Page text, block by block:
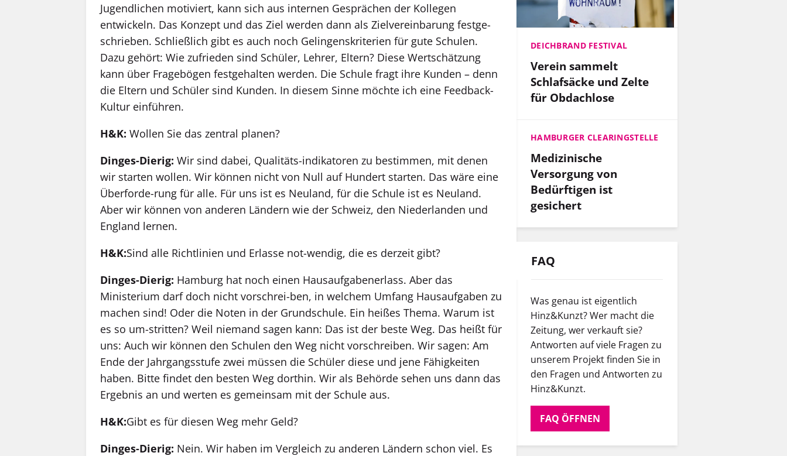
Jugendlichen motiviert, kann sich aus internen Gesprächen der Kollegen
entwickeln. Das Konzept und das Ziel werden dann als Zielvereinbarung festge-
schrieben. Schließlich gibt es auch noch Gelingenskriterien für gute Schulen.
Dazu gehört: Wie zufrieden sind Schüler, Lehrer, Eltern? Diese Wertschätzung
kann über Fragebögen festgehalten werden. Die Schule fragt ihre Kunden – denn
die Eltern und Schüler sind Kunden. In diesem Sinne möchte ich eine Feedback-
Kultur einführen.
H&K: Wollen Sie das zentral planen?
Dinges-Dierig: Wir sind dabei, Qualitäts-indikatoren zu bestimmen, mit denen
wir starten wollen. Wir können nicht von Null auf Hundert starten. Das wäre eine
Überforde-rung für alle. Für uns ist es Neuland, für die Schule ist es Neuland.
Aber wir können von anderen Ländern wie der Schweiz, den Niederlanden und
England lernen.
H&K:Sind alle Richtlinien und Erlasse not-wendig, die es derzeit gibt?
Dinges-Dierig: Hamburg hat noch einen Hausaufgabenerlass. Aber das
Ministerium darf doch nicht vorschrei-ben, in welchem Umfang Hausaufgaben zu
machen sind! Oder die Noten in der Grundschule. Ein heißes Thema. Warum ist
es so um-stritten? Weil niemand sagen kann: Das ist der beste Weg. Das heißt für
uns: Auch wir können den Schulen den Weg nicht vorschreiben. Wir sagen: Am
Ende der Jahrgangsstufe zwei müssen die Schüler diese und jene Fähigkeiten
haben. Bitte findet den besten Weg dorthin. Wir als Behörde sehen uns dann das
Ergebnis an und werten es gemeinsam mit der Schule aus.
H&K:Gibt es für diesen Weg mehr Geld?
Dinges-Dierig: Nein. Wir haben im Vergleich zu anderen Ländern schon viel. Es
DEICHBRAND FESTIVAL
Verein sammelt
Schlafsäcke und Zelte
für Obdachlose
HAMBURGER CLEARINGSTELLE
Medizinische
Versorgung von
Bedürftigen ist
gesichert
FAQ
Was genau ist eigentlich
Hinz&Kunzt? Wer macht die
Zeitung, wer verkauft sie?
Antworten auf viele Fragen zu
unserem Projekt finden Sie in
den Fragen und Antworten zu
Hinz&Kunzt.
FAQ ÖFFNEN